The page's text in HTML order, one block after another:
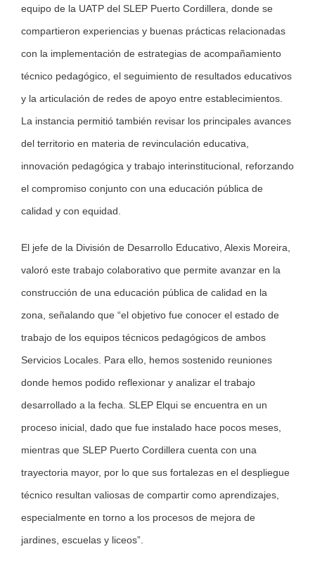
equipo de la UATP del SLEP Puerto Cordillera, donde se
compartieron experiencias y buenas prácticas relacionadas
con la implementación de estrategias de acompañamiento
técnico pedagógico, el seguimiento de resultados educativos
y la articulación de redes de apoyo entre establecimientos.
La instancia permitió también revisar los principales avances
del territorio en materia de revinculación educativa,
innovación pedagógica y trabajo interinstitucional, reforzando
el compromiso conjunto con una educación pública de
calidad y con equidad.
El jefe de la División de Desarrollo Educativo, Alexis Moreira,
valoró este trabajo colaborativo que permite avanzar en la
construcción de una educación pública de calidad en la
zona, señalando que “el objetivo fue conocer el estado de
trabajo de los equipos técnicos pedagógicos de ambos
Servicios Locales. Para ello, hemos sostenido reuniones
donde hemos podido reflexionar y analizar el trabajo
desarrollado a la fecha. SLEP Elqui se encuentra en un
proceso inicial, dado que fue instalado hace pocos meses,
mientras que SLEP Puerto Cordillera cuenta con una
trayectoria mayor, por lo que sus fortalezas en el despliegue
técnico resultan valiosas de compartir como aprendizajes,
especialmente en torno a los procesos de mejora de
jardines, escuelas y liceos”.